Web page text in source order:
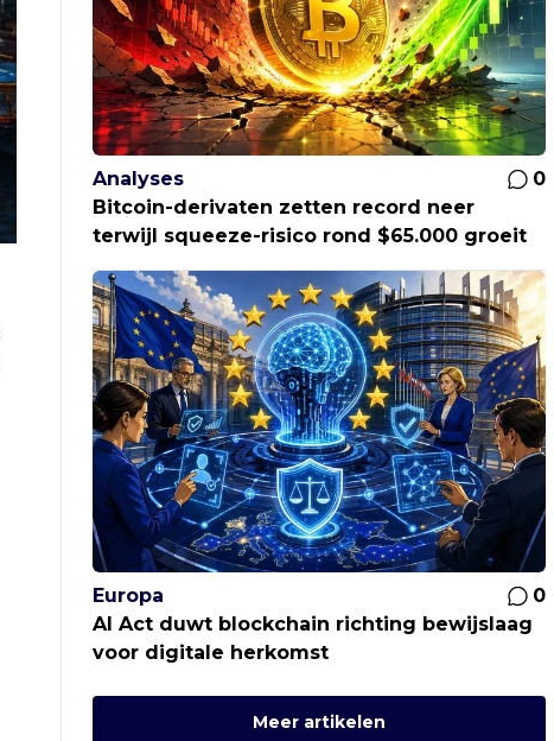
Analyses
0
Bitcoin-derivaten zetten record neer
terwijl squeeze-risico rond $65.000 groeit
Europa
0
AI Act duwt blockchain richting bewijslaag
voor digitale herkomst
Meer artikelen